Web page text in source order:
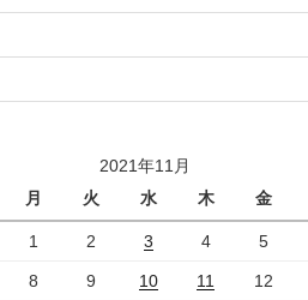
2021年11月
月 火 水 木 金
1 2 3 4 5
8 9 10 11 12